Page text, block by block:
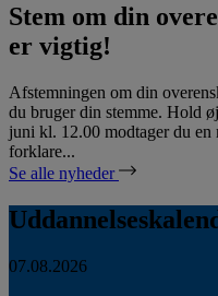
Stem om din
er vigtig!
Afstemningen om din
du bruger din stemme. Hold
juni kl. 12.00 modtager du
forklare...
Se alle nyheder
07.08.2026